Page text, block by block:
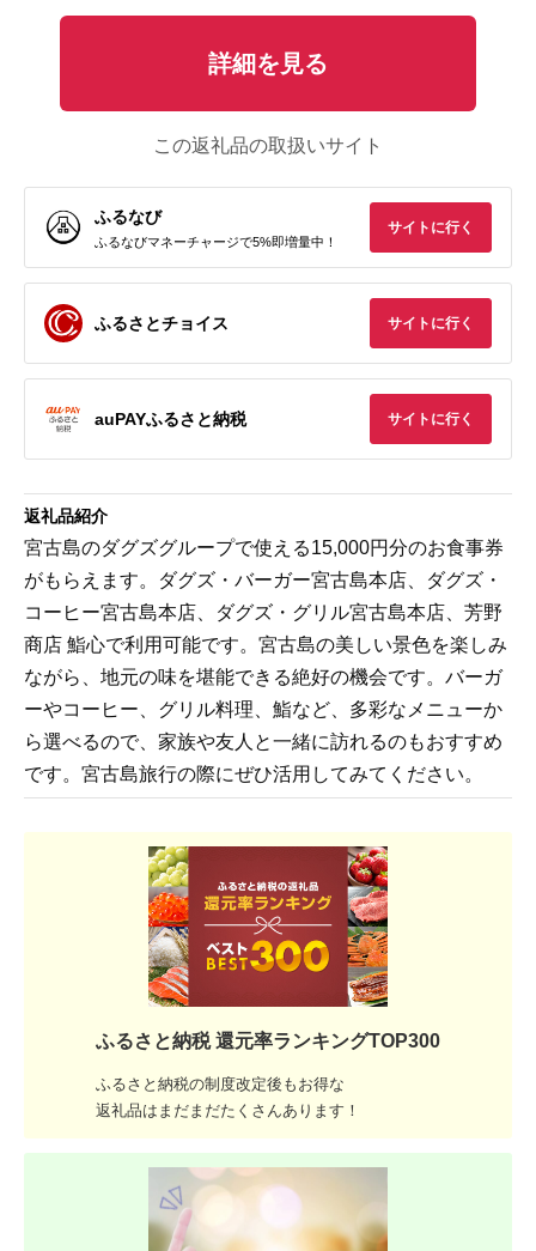
詳細を見る
この返礼品の取扱いサイト
ふるなび
ふるなびマネーチャージで5%即増量中！
サイトに行く
ふるさとチョイス サイトに行く
auPAYふるさと納税 サイトに行く
返礼品紹介
宮古島のダグズグループで使える15,000円分のお食事券
がもらえます。ダグズ・バーガー宮古島本店、ダグズ・
コーヒー宮古島本店、ダグズ・グリル宮古島本店、芳野
商店 鮨心で利用可能です。宮古島の美しい景色を楽しみ
ながら、地元の味を堪能できる絶好の機会です。バーガ
ーやコーヒー、グリル料理、鮨など、多彩なメニューか
ら選べるので、家族や友人と一緒に訪れるのもおすすめ
です。宮古島旅行の際にぜひ活用してみてください。
ふるさと納税 還元率ランキングTOP300
ふるさと納税の制度改定後もお得な
返礼品はまだまだたくさんあります！